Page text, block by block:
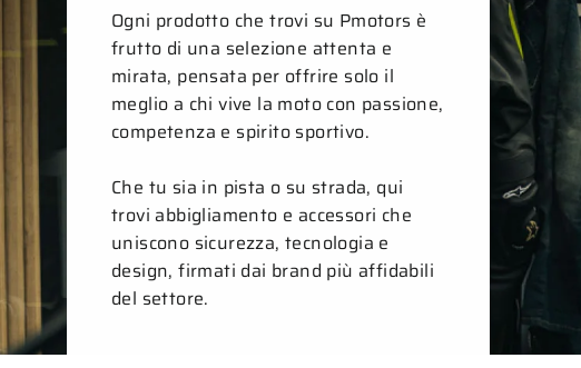
Ogni prodotto che trovi su Pmotors è
frutto di una selezione attenta e
mirata, pensata per offrire solo il
meglio a chi vive la moto con passione,
competenza e spirito sportivo.
Che tu sia in pista o su strada, qui
trovi abbigliamento e accessori che
uniscono sicurezza, tecnologia e
design, firmati dai brand più affidabili
del settore.